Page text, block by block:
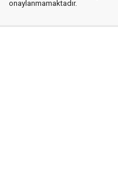
onaylanmamaktadır.